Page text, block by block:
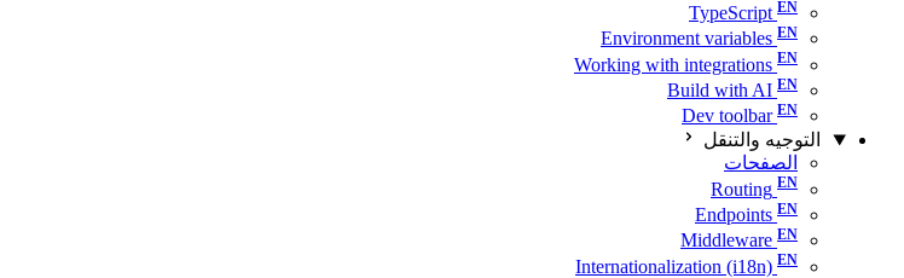
TypeScript
Environment variables
Working with integrations
Build with AI
Dev toolbar
التوجيه والتنقل
الصفحات
Routing
Endpoints
Middleware
Internationalization (i18n)